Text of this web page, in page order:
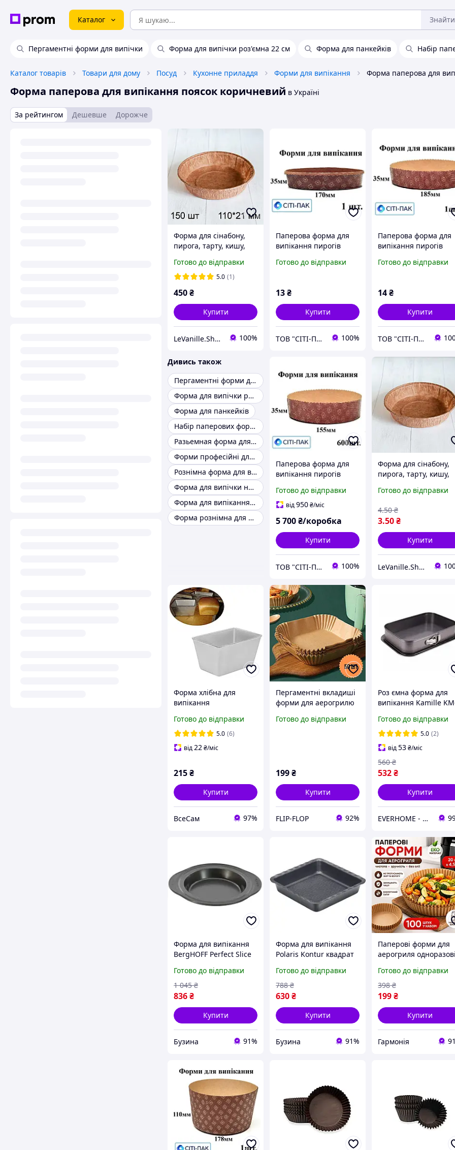
Каталог Знайти
Пергаментні форми для випічки Форма для випічки роз'ємна 22 см Форма для панкейків Набір
Каталог товарів Товари для дому Посуд Кухонне приладдя Форми для випікання
Форма паперова для випікання поясок коричневий в Україні
За рейтингом Дешевше Дорожче
Форма для сінабону,
пирога, тарту, кишу,
110*21 мм, тубус 150
шт, Італія, світло-
Готово до відправки
5.0 (1)
450₴
Купити
LeVanille.Shop 100%
Паперова форма для
випікання пирогів
висота 35мм
Готово до відправки
13₴
Купити
ТОВ "СІТІ-ПАК" 100%
Паперова форма для
випікання пирогів
висота 35мм
Готово до відправки
14₴
Купити
ТОВ "СІТІ-ПАК"
Дивись також
Пергаментні форми для випічки
Форма для випічки роз'ємна 22 см
Форма для панкейків
Набір паперових форм для випічки
Разьемная форма для випічки
Форми професійні для випічки
Рознімна форма для випічки 18 см
Форма для випічки нераз'емна
Форма для випікання роз'ємна 24 см
Форма рознімна для випікання 28 см
Паперова форма для
випікання пирогів
висота 35мм, ціна за
600шт
Готово до відправки
від950₴/міс
5 700₴/коробка
Купити
ТОВ "СІТІ-ПАК" 100%
Форма для сінабону,
пирога, тарту, кишу,
110*21 мм, Італія,
Готово до відправки
3.50₴
4.50 ₴
Купити
LeVanille.Shop
Форма хлібна для
випікання
Л12а алюміній
(17*11*9 см)
Готово до відправки
5.0 (6)
від 22 ₴/міс
215₴
Купити
ВсеСам 97%
Пергаментні вкладиші
форми для аерогрилю
випікання паперові 16
Готово до відправки
199₴
Купити
FLIP-FLOP 92%
Роз ємна форма для
випікання Kamille
вуглецевої сталі з
антипригарним
покриттям
Готово до відправки
5.0 (2)
від53₴/міс
532₴
560 ₴
Купити
EVERHOME - Затишок для дому
Форма для випікання
BergHOFF Perfect Slice
1100055 buzyna
Готово до відправки
836₴
1 045 ₴
Купити
Бузина 91%
Форма для випікання
Polaris Kontur квадрат
buzyna
Готово до відправки
630₴
788 ₴
Купити
Бузина 91%
Паперові форми для
аерогриля одноразові
для випікання
запікання духовки
мультиварки
мікрохвильовки 100
Готово до відправки
199₴
398 ₴
Купити
Гармонія